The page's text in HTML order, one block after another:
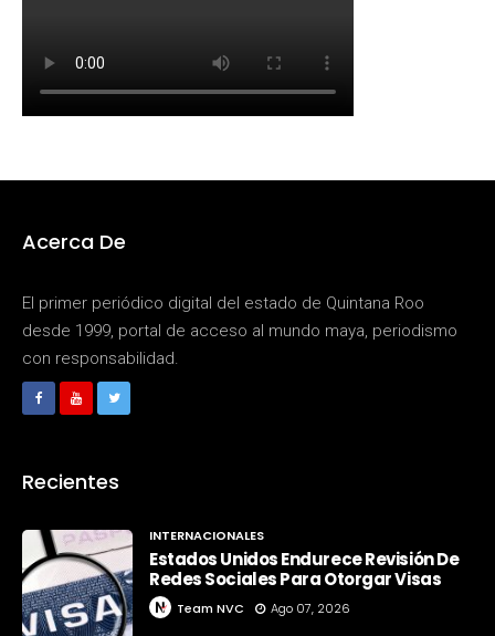
Acerca De
El primer periódico digital del estado de Quintana Roo
desde 1999, portal de acceso al mundo maya, periodismo
con responsabilidad.
Recientes
INTERNACIONALES
Estados Unidos Endurece Revisión De
Redes Sociales Para Otorgar Visas
Team NVC Ago 07, 2026